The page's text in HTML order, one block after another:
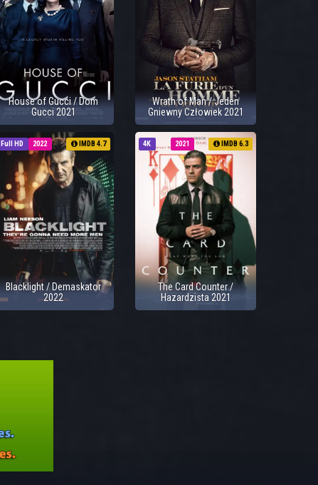
House of Gucci / Dom
Gucci 2021
Wrath of Man / Jeden
Gniewny Człowiek 2021
Full HD 2022 IMDB 4.7
Blacklight / Demaskator
2022
4K 2021 IMDB 6.3
The Card Counter /
Hazardzista 2021